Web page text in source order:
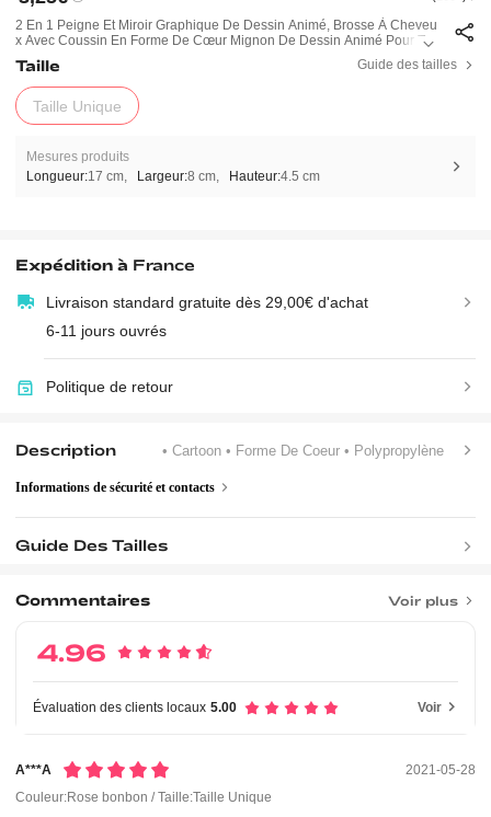
2 En 1 Peigne Et Miroir Graphique De Dessin Animé, Brosse À Cheveu
X Avec Coussin En Forme De Cœur Mignon De Dessin Animé Pour To
Us Types De Cheveux
Taille Guide des tailles
Taille Unique
Mesures produits
Longueur:17 cm Largeur:8 cm Hauteur:4.5 cm
Expédition à France
Livraison standard gratuite dès 29,00€ d'achat
6-11 jours ouvrés
Politique de retour
Description • Cartoon• Forme De Coeur• Polypropylène
Informations de sécurité et contacts
Guide Des Tailles
Commentaires Voir plus
4.96
Évaluation des clients locaux 5.00 Voir
A***a
2021-05-28
Couleur:Rose bonbon / Taille:Taille Unique